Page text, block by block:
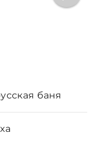
баня